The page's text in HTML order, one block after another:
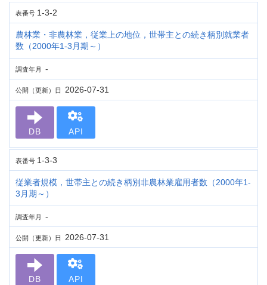
表番号 1-3-2
農林業・非農林業，従業上の地位，世帯主との続き柄別就業者
数（2000年1-3月期～）
調査年月 -
公開（更新）日 2026-07-31
DB API
表番号 1-3-3
従業者規模，世帯主との続き柄別非農林業雇用者数（2000年1-
3月期～）
調査年月 -
公開（更新）日 2026-07-31
DB API